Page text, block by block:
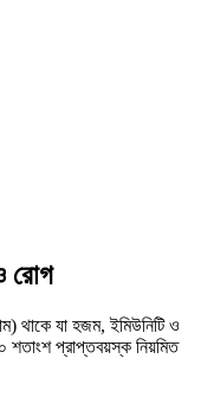
রোগ
থাকে যা হজম, ইমিউনিটি ও
শতাংশ প্রাপ্তবয়স্ক নিয়মিত